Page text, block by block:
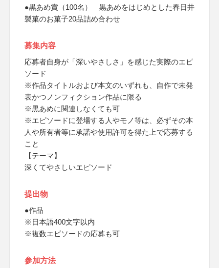
●黒あめ賞（100名） 黒あめをはじめとした春日井
製菓のお菓子20品詰め合わせ
募集内容
応募者自身が「深いやさしさ」を感じた実際のエピ
ソード
※作品タイトルおよび本文のいずれも、自作で未発
表かつノンフィクション作品に限る
※黒あめに関連しなくても可
※エピソードに登場する人やモノ等は、必ずその本
人や所有者等に承諾や使用許可を得た上で応募する
こと
【テーマ】
深くてやさしいエピソード
提出物
●作品
※日本語400文字以内
※複数エピソードの応募も可
参加方法